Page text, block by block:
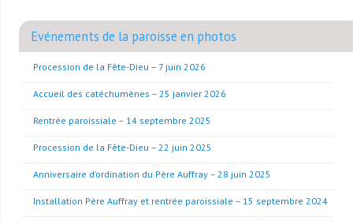
Evénements de la paroisse en photos
Procession de la Fête-Dieu – 7 juin 2026
Accueil des catéchumènes – 25 janvier 2026
Rentrée paroissiale – 14 septembre 2025
Procession de la Fête-Dieu – 22 juin 2025
Anniversaire d’ordination du Père Auffray – 28 juin 2025
Installation Père Auffray et rentrée paroissiale – 15 septembre 2024